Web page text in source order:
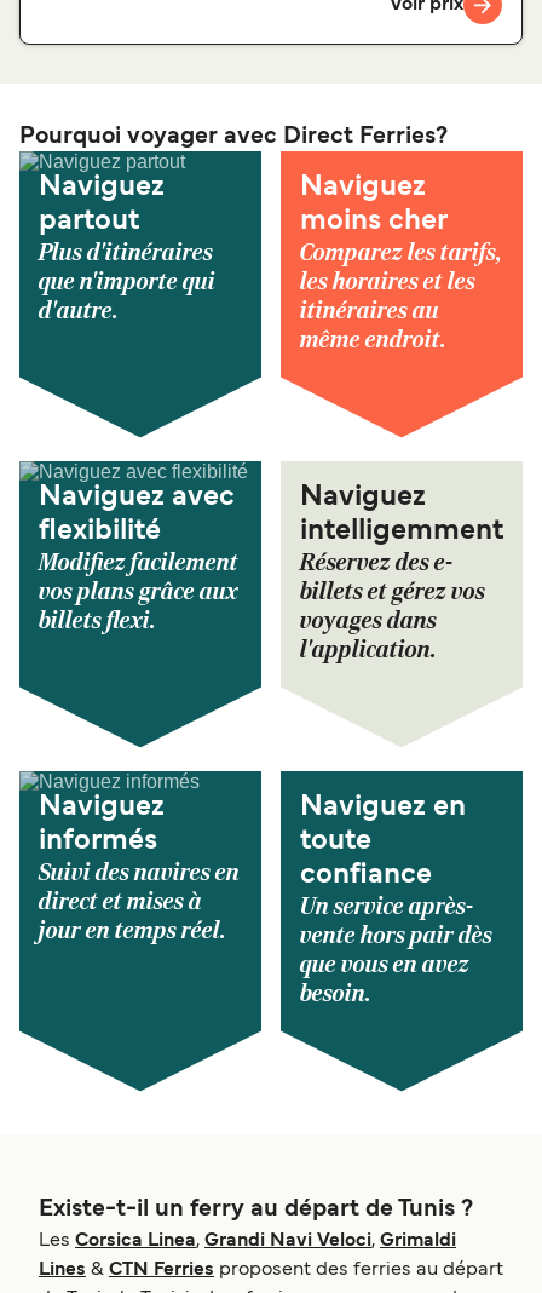
Voir prix
Pourquoi voyager avec Direct Ferries?
Naviguez
partout
Plus d'itinéraires
que n'importe qui
d'autre.
Naviguez
moins cher
Comparez les tarifs,
les horaires et les
itinéraires au
même endroit.
Naviguez avec
flexibilité
Modifiez facilement
vos plans grâce aux
billets flexi.
Naviguez
intelligemment
Réservez des e-
billets et gérez vos
voyages dans
l'application.
Naviguez
informés
Suivi des navires en
direct et mises à
jour en temps réel.
Naviguez en
toute
confiance
Un service après-
vente hors pair dès
que vous en avez
besoin.
Existe-t-il un ferry au départ de Tunis ?
Les Corsica Linea, Grandi Navi Veloci, Grimaldi
Lines & CTN Ferries proposent des ferries au départ